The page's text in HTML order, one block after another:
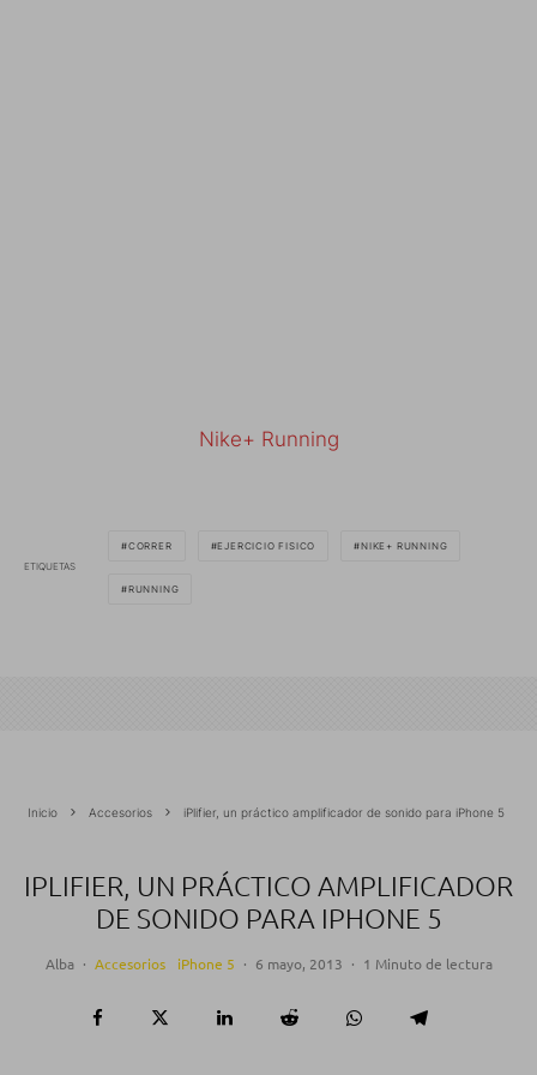
Nike+ Running
ETIQUETAS
CORRER EJERCICIO FISICO NIKE+ RUNNING
RUNNING
Inicio Accesorios iPlifier, un práctico amplificador de sonido para iPhone 5
IPLIFIER, UN PRÁCTICO AMPLIFICADOR
DE SONIDO PARA IPHONE 5
Alba · Accesorios iPhone 5 · 6 mayo, 2013 · 1 Minuto de lectura